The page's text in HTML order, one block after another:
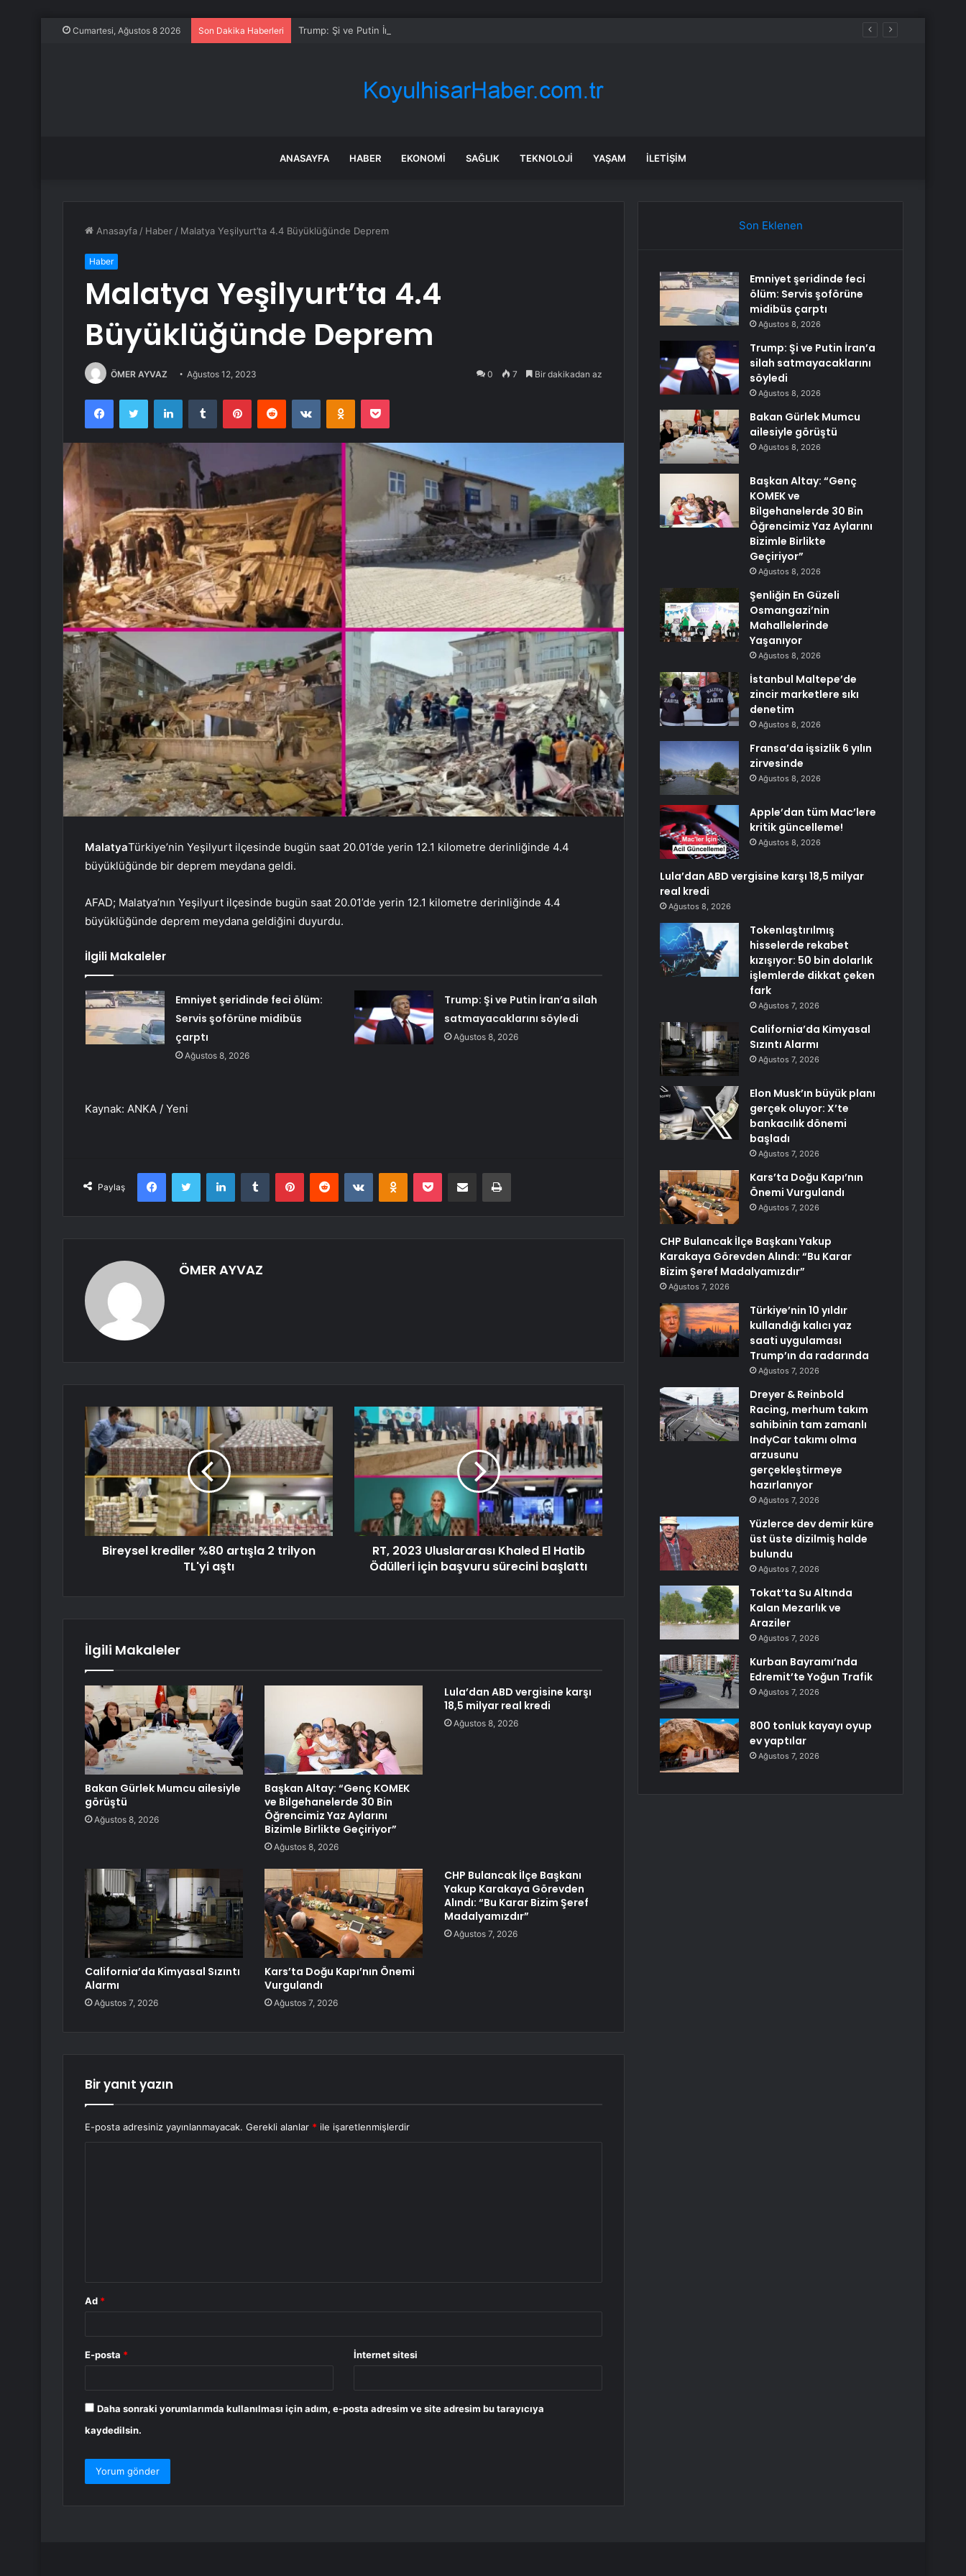
Cumartesi, Ağustos 8 2026 Son Dakika Haberleri Trump: Şi ve Putin İran’a silah satmayacaklarını söyledi
ANASAYFA HABER EKONOMI SAĞLIK TEKNOLOJI YAŞAM İLETIŞIM
Anasayfa / Haber / Malatya Yeşilyurt’ta 4.4 Büyüklüğünde Deprem
Haber
Malatya Yeşilyurt’ta 4.4
Büyüklüğünde Deprem
ÖMER AYVAZ Ağustos 12, 2023 0 7 Bir dakikadan az
FacebookTwitter LinkedInTumblr PinterestReddit VKontakteOdnoklassniki
Pocket
MalatyaTürkiye’nin Yeşilyurt ilçesinde bugün saat 20.01’de yerin 12.1 kilometre derinliğinde 4.4
büyüklüğünde bir deprem meydana geldi.
AFAD; Malatya’nın Yeşilyurt ilçesinde bugün saat 20.01’de yerin 12.1 kilometre derinliğinde 4.4
büyüklüğünde deprem meydana geldiğini duyurdu.
İlgili Makaleler
Emniyet şeridinde feci ölüm:
Servis şoförüne midibüs
çarptı
Ağustos 8, 2026
Trump: Şi ve Putin İran’a silah
satmayacaklarını söyledi
Ağustos 8, 2026
Kaynak: ANKA / Yeni
Paylaş
FacebookTwitter LinkedInTumblr PinterestReddit VKontakteOdnoklassniki
Pocket E-Posta ile paylaş Yazdır
ÖMER AYVAZ
Bireysel krediler %80 artışla 2 trilyon
TL'yi aştı
RT, 2023 Uluslararası Khaled El Hatib
Ödülleri için başvuru sürecini başlattı
İlgili Makaleler
Bakan Gürlek Mumcu ailesiyle
görüştü
Ağustos 8, 2026
Başkan Altay: “Genç KOMEK
ve Bilgehanelerde 30 Bin
Öğrencimiz Yaz Aylarını
Bizimle Birlikte Geçiriyor”
Ağustos 8, 2026
Lula’dan ABD vergisine karşı
18,5 milyar real kredi
Ağustos 8, 2026
California’da Kimyasal Sızıntı
Alarmı
Ağustos 7, 2026
Kars’ta Doğu Kapı’nın Önemi
Vurgulandı
Ağustos 7, 2026
CHP Bulancak İlçe Başkanı
Yakup Karakaya Görevden
Alındı: “Bu Karar Bizim Şeref
Madalyamızdır”
Ağustos 7, 2026
Bir yanıt yazın
E-posta adresiniz yayınlanmayacak. Gerekli alanlar * ile işaretlenmişlerdir
Ad *
E-posta * İnternet sitesi
Daha sonraki yorumlarımda kullanılması için adım, e-posta adresim ve site adresim bu tarayıcıya
kaydedilsin.
Son Eklenen
Emniyet şeridinde feci
ölüm: Servis şoförüne
midibüs çarptı
Ağustos 8, 2026
Trump: Şi ve Putin İran’a
silah satmayacaklarını
söyledi
Ağustos 8, 2026
Bakan Gürlek Mumcu
ailesiyle görüştü
Ağustos 8, 2026
Başkan Altay: “Genç
KOMEK ve
Bilgehanelerde 30 Bin
Öğrencimiz Yaz Aylarını
Bizimle Birlikte
Geçiriyor”
Ağustos 8, 2026
Şenliğin En Güzeli
Osmangazi’nin
Mahallelerinde
Yaşanıyor
Ağustos 8, 2026
İstanbul Maltepe’de
zincir marketlere sıkı
denetim
Ağustos 8, 2026
Fransa’da işsizlik 6 yılın
zirvesinde
Ağustos 8, 2026
Apple’dan tüm Mac’lere
kritik güncelleme!
Ağustos 8, 2026
Lula’dan ABD vergisine karşı 18,5 milyar
real kredi
Ağustos 8, 2026
Tokenlaştırılmış
hisselerde rekabet
kızışıyor: 50 bin dolarlık
işlemlerde dikkat çeken
fark
Ağustos 7, 2026
California’da Kimyasal
Sızıntı Alarmı
Ağustos 7, 2026
Elon Musk’ın büyük planı
gerçek oluyor: X’te
bankacılık dönemi
başladı
Ağustos 7, 2026
Kars’ta Doğu Kapı’nın
Önemi Vurgulandı
Ağustos 7, 2026
CHP Bulancak İlçe Başkanı Yakup
Karakaya Görevden Alındı: “Bu Karar
Bizim Şeref Madalyamızdır”
Ağustos 7, 2026
Türkiye’nin 10 yıldır
kullandığı kalıcı yaz
saati uygulaması
Trump’ın da radarında
Ağustos 7, 2026
Dreyer & Reinbold
Racing, merhum takım
sahibinin tam zamanlı
IndyCar takımı olma
arzusunu
gerçekleştirmeye
hazırlanıyor
Ağustos 7, 2026
Yüzlerce dev demir küre
üst üste dizilmiş halde
bulundu
Ağustos 7, 2026
Tokat’ta Su Altında
Kalan Mezarlık ve
Araziler
Ağustos 7, 2026
Kurban Bayramı’nda
Edremit’te Yoğun Trafik
Ağustos 7, 2026
800 tonluk kayayı oyup
ev yaptılar
Ağustos 7, 2026